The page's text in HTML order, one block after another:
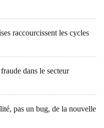
raccourcissent les cycles
dans le secteur
pas un bug, de la nouvelle